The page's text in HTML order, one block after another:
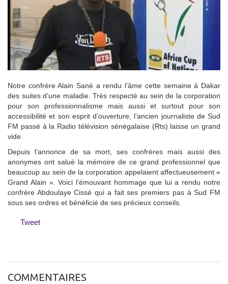
Notre confrère Alain Sané a rendu l’âme cette semaine à Dakar
des suites d’une maladie. Très respecté au sein de la corporation
pour son professionnalisme mais aussi et surtout pour son
accessibilité et son esprit d’ouverture, l’ancien journaliste de Sud
FM passé à la Radio télévision sénégalaise (Rts) laisse un grand
vide.
Depuis l’annonce de sa mort, ses confrères mais aussi des
anonymes ont salué la mémoire de ce grand professionnel que
beaucoup au sein de la corporation appelaient affectueusement «
Grand Alain ». Voici l’émouvant hommage que lui a rendu notre
confrère Abdoulaye Cissé qui a fait ses premiers pas à Sud FM
sous ses ordres et bénéficié de ses précieux conseils.
Tweet
COMMENTAIRES